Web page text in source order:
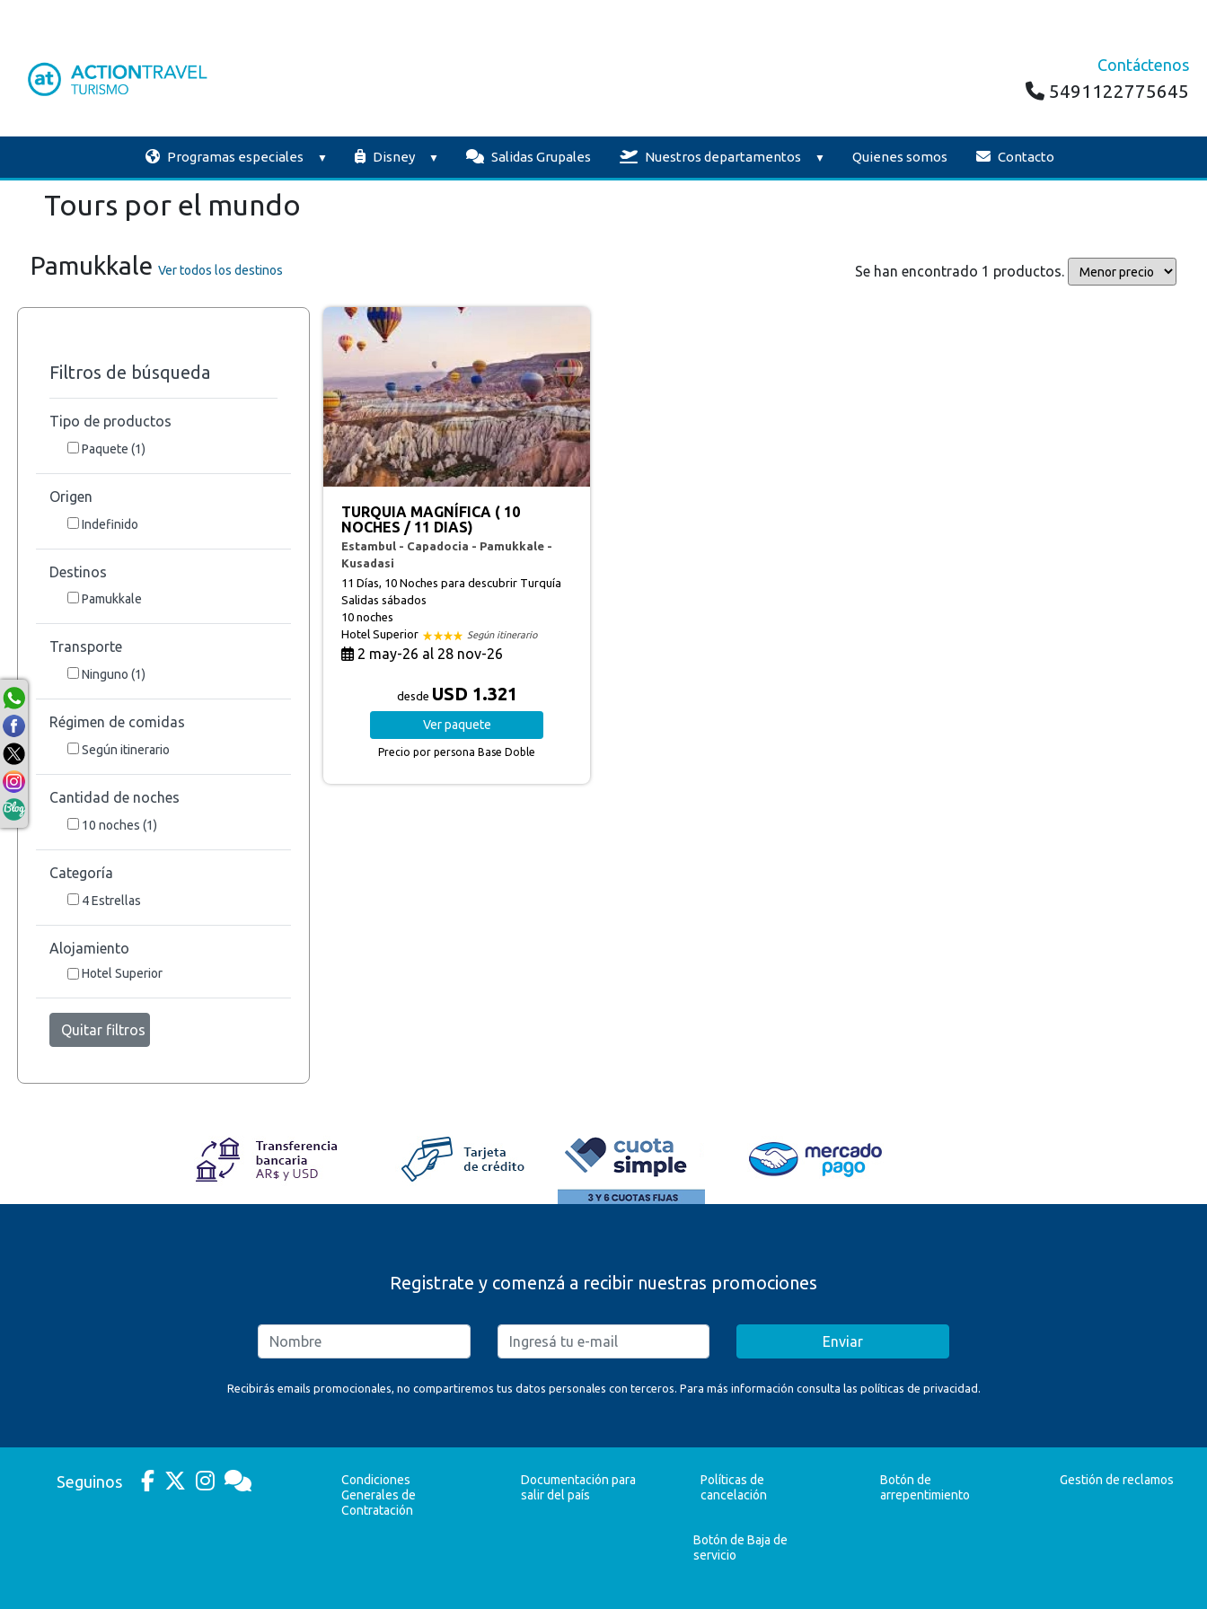
Contáctenos
5491122775645
Programas especiales Disney Salidas Grupales Nuestros departamentos Quienes somos Contacto
Tours por el mundo
Pamukkale Ver todos los destinos Se han encontrado 1 productos.
Filtros de búsqueda
Tipo de productos
Paquete(1)
Origen
Indefinido
Destinos
Pamukkale
Transporte
Ninguno(1)
Régimen de comidas
Según itinerario
Cantidad de noches
10noches (1)
Categoría
4 Estrellas
Alojamiento
Hotel Superior
Quitar filtros
TURQUIA MAGNÍFICA ( 10
NOCHES / 11 DIAS)
Estambul - Capadocia - Pamukkale -
Kusadasi
11 Días, 10 Noches para descubrir Turquía
Salidas sábados
10 noches
Hotel Superior
Según itinerario
2 may-26 al 28 nov-26
desde USD 1.321
Verpaquete
Precio por persona Base Doble
Registrate y comenzá a recibir nuestras promociones
Enviar
Recibirás emails promocionales, no compartiremos tus datos personales con terceros. Para más información consulta las políticas de privacidad.
Seguinos
Condiciones
Generales de
Contratación
Documentación para
salir del país
Políticas de
cancelación
Botón de
arrepentimiento
Gestión de reclamos
Botón de Baja de
servicio